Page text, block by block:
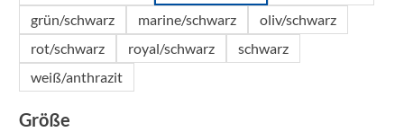
grün/schwarz
marine/schwarz
oliv/schwarz
rot/schwarz
royal/schwarz
schwarz
weiß/anthrazit
Größe